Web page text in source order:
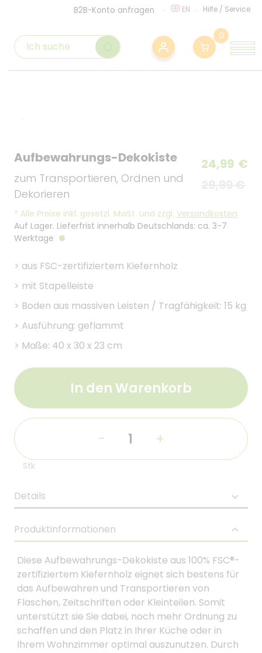
B2B-Konto anfragen EN Hilfe / Service
0
Aufbewahrungs-Dekokiste
zum Transportieren, Ordnen und
Dekorieren
24,99 €
* Alle Preise inkl. gesetzl. MwSt. und zzgl. Versandkosten.
Auf Lager. Lieferfrist innerhalb Deutschlands: ca. 3-7
Werktage
> aus FSC-zertifiziertem Kiefernholz
> mit Stapelleiste
> Boden aus massiven Leisten / Tragfähigkeit: 15 kg
> Ausführung: geflammt
> Maße: 40 x 30 x 23 cm
In den Warenkorb
- +
Stk
Details
Produktinformationen
Diese Aufbewahrungs-Dekokiste aus 100% FSC®-
zertifiziertem Kiefernholz eignet sich bestens für
das Aufbewahren und Transportieren von
Flaschen, Zeitschriften oder Kleinteilen. Somit
unterstützt sie Sie dabei, noch mehr Ordnung zu
schaffen und den Platz in Ihrer Küche oder in
Ihrem Wohnzimmer optimal auszunutzen. Durch